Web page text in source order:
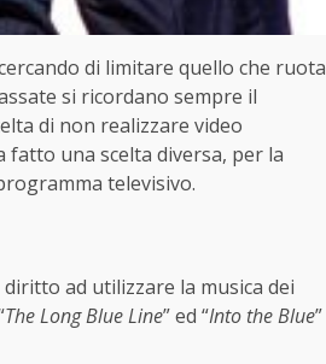
di limitare quello che ruota
si ricordano sempre il
di non realizzare video
fatto una scelta diversa, per la
televisivo.
ad utilizzare la musica dei
The Long Blue Line” ed “Into the Blue”